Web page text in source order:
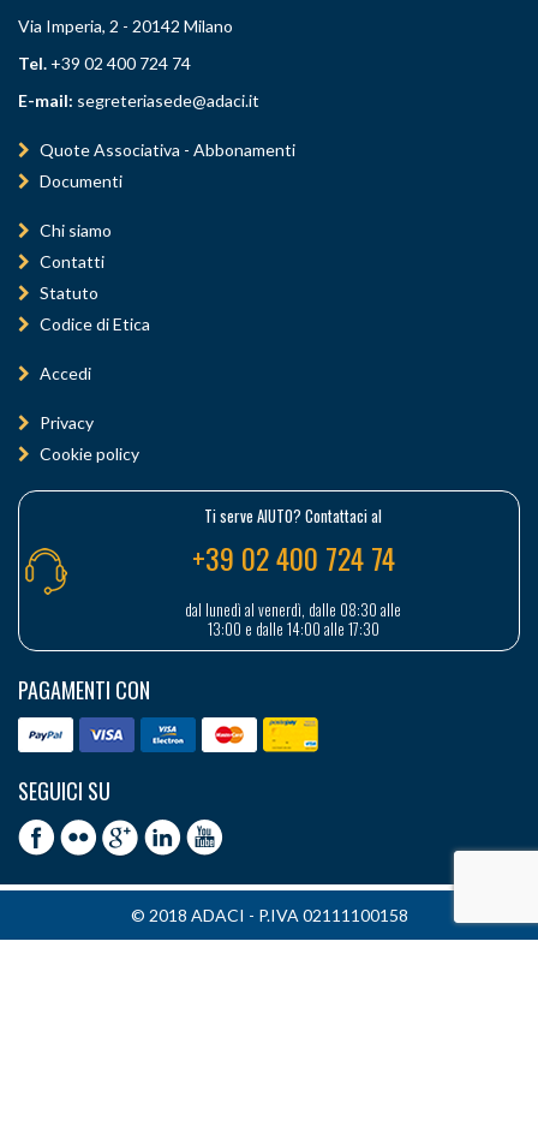
Via Imperia, 2 - 20142 Milano
Tel. +39 02 400 724 74
E-mail: segreteriasede@adaci.it
Quote Associativa - Abbonamenti
Documenti
Chi siamo
Contatti
Statuto
Codice di Etica
Accedi
Privacy
Cookie policy
Ti serve AIUTO? Contattaci al
+39 02 400 724 74
dal lunedì al venerdì, dalle 08:30 alle
13:00 e dalle 14:00 alle 17:30
PAGAMENTI CON
SEGUICI SU
© 2018 ADACI - P.IVA 02111100158